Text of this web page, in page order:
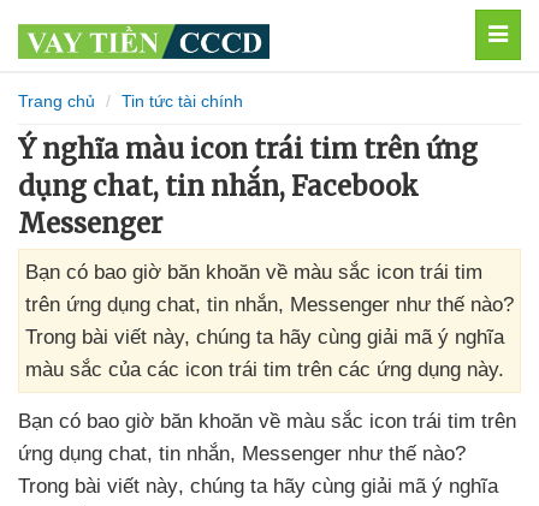
Trang chủ Tin tức tài chính
Ý nghĩa màu icon trái tim trên ứng
dụng chat, tin nhắn, Facebook
Messenger
Bạn có bao giờ băn khoăn về màu sắc icon trái tim
trên ứng dụng chat, tin nhắn, Messenger như thế nào?
Trong bài viết này, chúng ta hãy cùng giải mã ý nghĩa
màu sắc của các icon trái tim trên các ứng dụng này.
Bạn có bao giờ băn khoăn về màu sắc icon trái tim trên
ứng dụng chat, tin nhắn, Messenger như thế nào?
Trong bài viết này, chúng ta hãy cùng giải mã ý nghĩa